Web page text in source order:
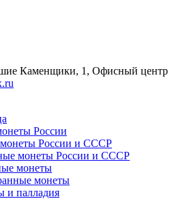
Каменщики, 1, Офисный центр
России
России и СССР
монеты России и СССР
монеты
монеты
и палладия